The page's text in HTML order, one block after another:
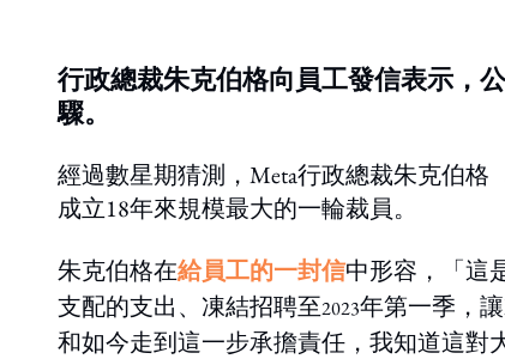
行政總裁朱克伯格向員工發信表示，
驟。
經過數星期猜測，Meta行政總裁朱克伯格
成立18年來規模最大的一輪裁員。
朱克伯格在給員工的一封信中形容，「這
支配的支出、凍結招聘至2023年第一季，
和如今走到這一步承擔責任，我知道這對